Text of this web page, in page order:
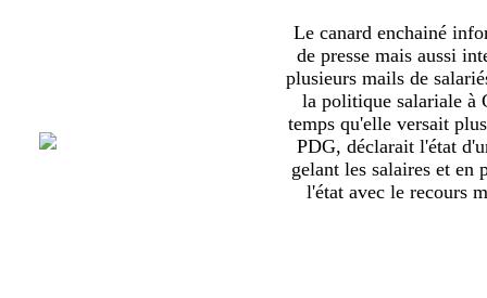
Le canard enchainé
de presse mais aussi
plusieurs mails de
la politique salariale à
temps qu'elle versait
PDG, déclarait l'état
gelant les salaires et en
l'état avec le recours